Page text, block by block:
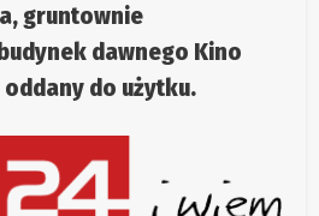
gruntownie
dawnego Kino
do użytku.